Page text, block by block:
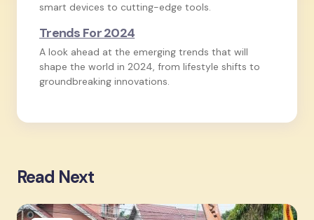
smart devices to cutting-edge tools.
Trends For 2024
A look ahead at the emerging trends that will
shape the world in 2024, from lifestyle shifts to
groundbreaking innovations.
Read Next